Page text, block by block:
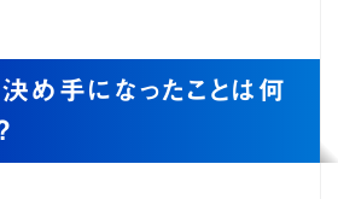
め手になったことは何